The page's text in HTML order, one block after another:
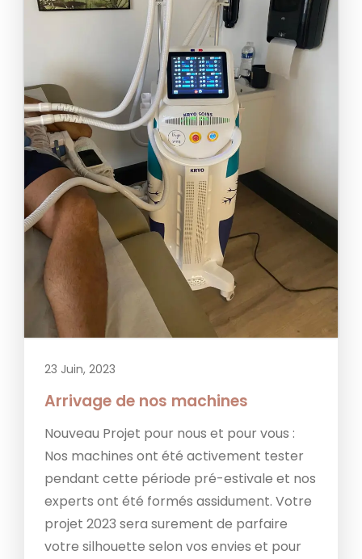
23 Juin, 2023
Arrivage de nos machines
Nouveau Projet pour nous et pour vous :
Nos machines ont été activement tester
pendant cette période pré-estivale et nos
experts ont été formés assidument. Votre
projet 2023 sera surement de parfaire
votre silhouette selon vos envies et pour